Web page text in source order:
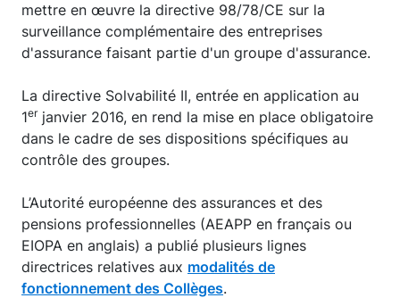
mettre en œuvre la directive 98/78/CE sur la
surveillance complémentaire des entreprises
d'assurance faisant partie d'un groupe d'assurance.
La directive Solvabilité II, entrée en application au
1erjanvier 2016, en rend la mise en place obligatoire
dans le cadre de ses dispositions spécifiques au
contrôle des groupes.
L’Autorité européenne des assurances et des
pensions professionnelles (AEAPP en français ou
EIOPA en anglais) a publié plusieurs lignes
directrices relatives aux modalités de
fonctionnement des Collèges.